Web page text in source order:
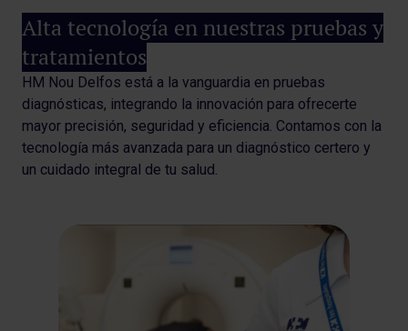
Alta tecnología en nuestras pruebas y
tratamientos
HM Nou Delfos está a la vanguardia en pruebas
diagnósticas, integrando la innovación para ofrecerte
mayor precisión, seguridad y eficiencia. Contamos con la
tecnología más avanzada para un diagnóstico certero y
un cuidado integral de tu salud.